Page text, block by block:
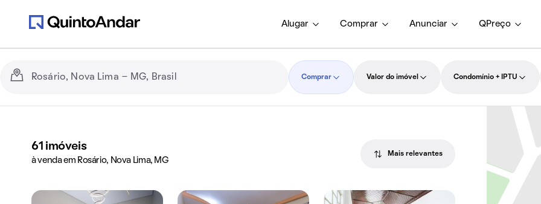
Alugar Comprar Anunciar QPreço
Comprar Valor do imóvel Condomínio + IPTU
61 imóveis
à venda em Rosário, Nova Lima, MG
Mais relevantes